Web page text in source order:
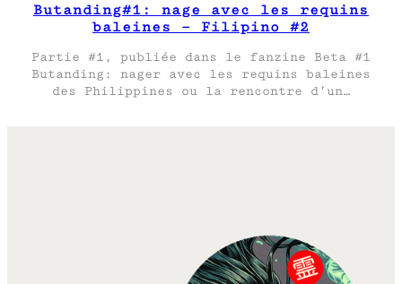
Butanding#1: nage avec les requins
baleines – Filipino #2
Partie #1, publiée dans le fanzine Beta #1
Butanding: nager avec les requins baleines
des Philippines ou la rencontre d’un…